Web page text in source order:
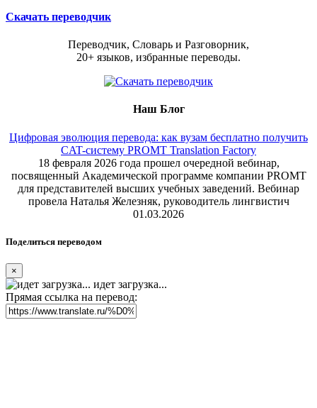
Скачать переводчик
Переводчик, Словарь и Разговорник,
20+ языков, избранные переводы.
Наш Блог
Цифровая эволюция перевода: как вузам бесплатно получить
CAT-систему PROMT Translation Factory
18 февраля 2026 года прошел очередной вебинар,
посвященный Академической программе компании PROMT
для представителей высших учебных заведений. Вебинар
провела Наталья Железняк, руководитель лингвистич
01.03.2026
Поделиться переводом
×
идет загрузка...
Прямая ссылка на перевод: